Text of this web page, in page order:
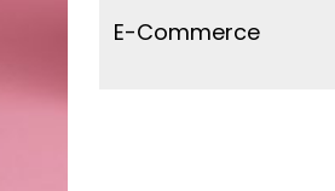
E-Commerce